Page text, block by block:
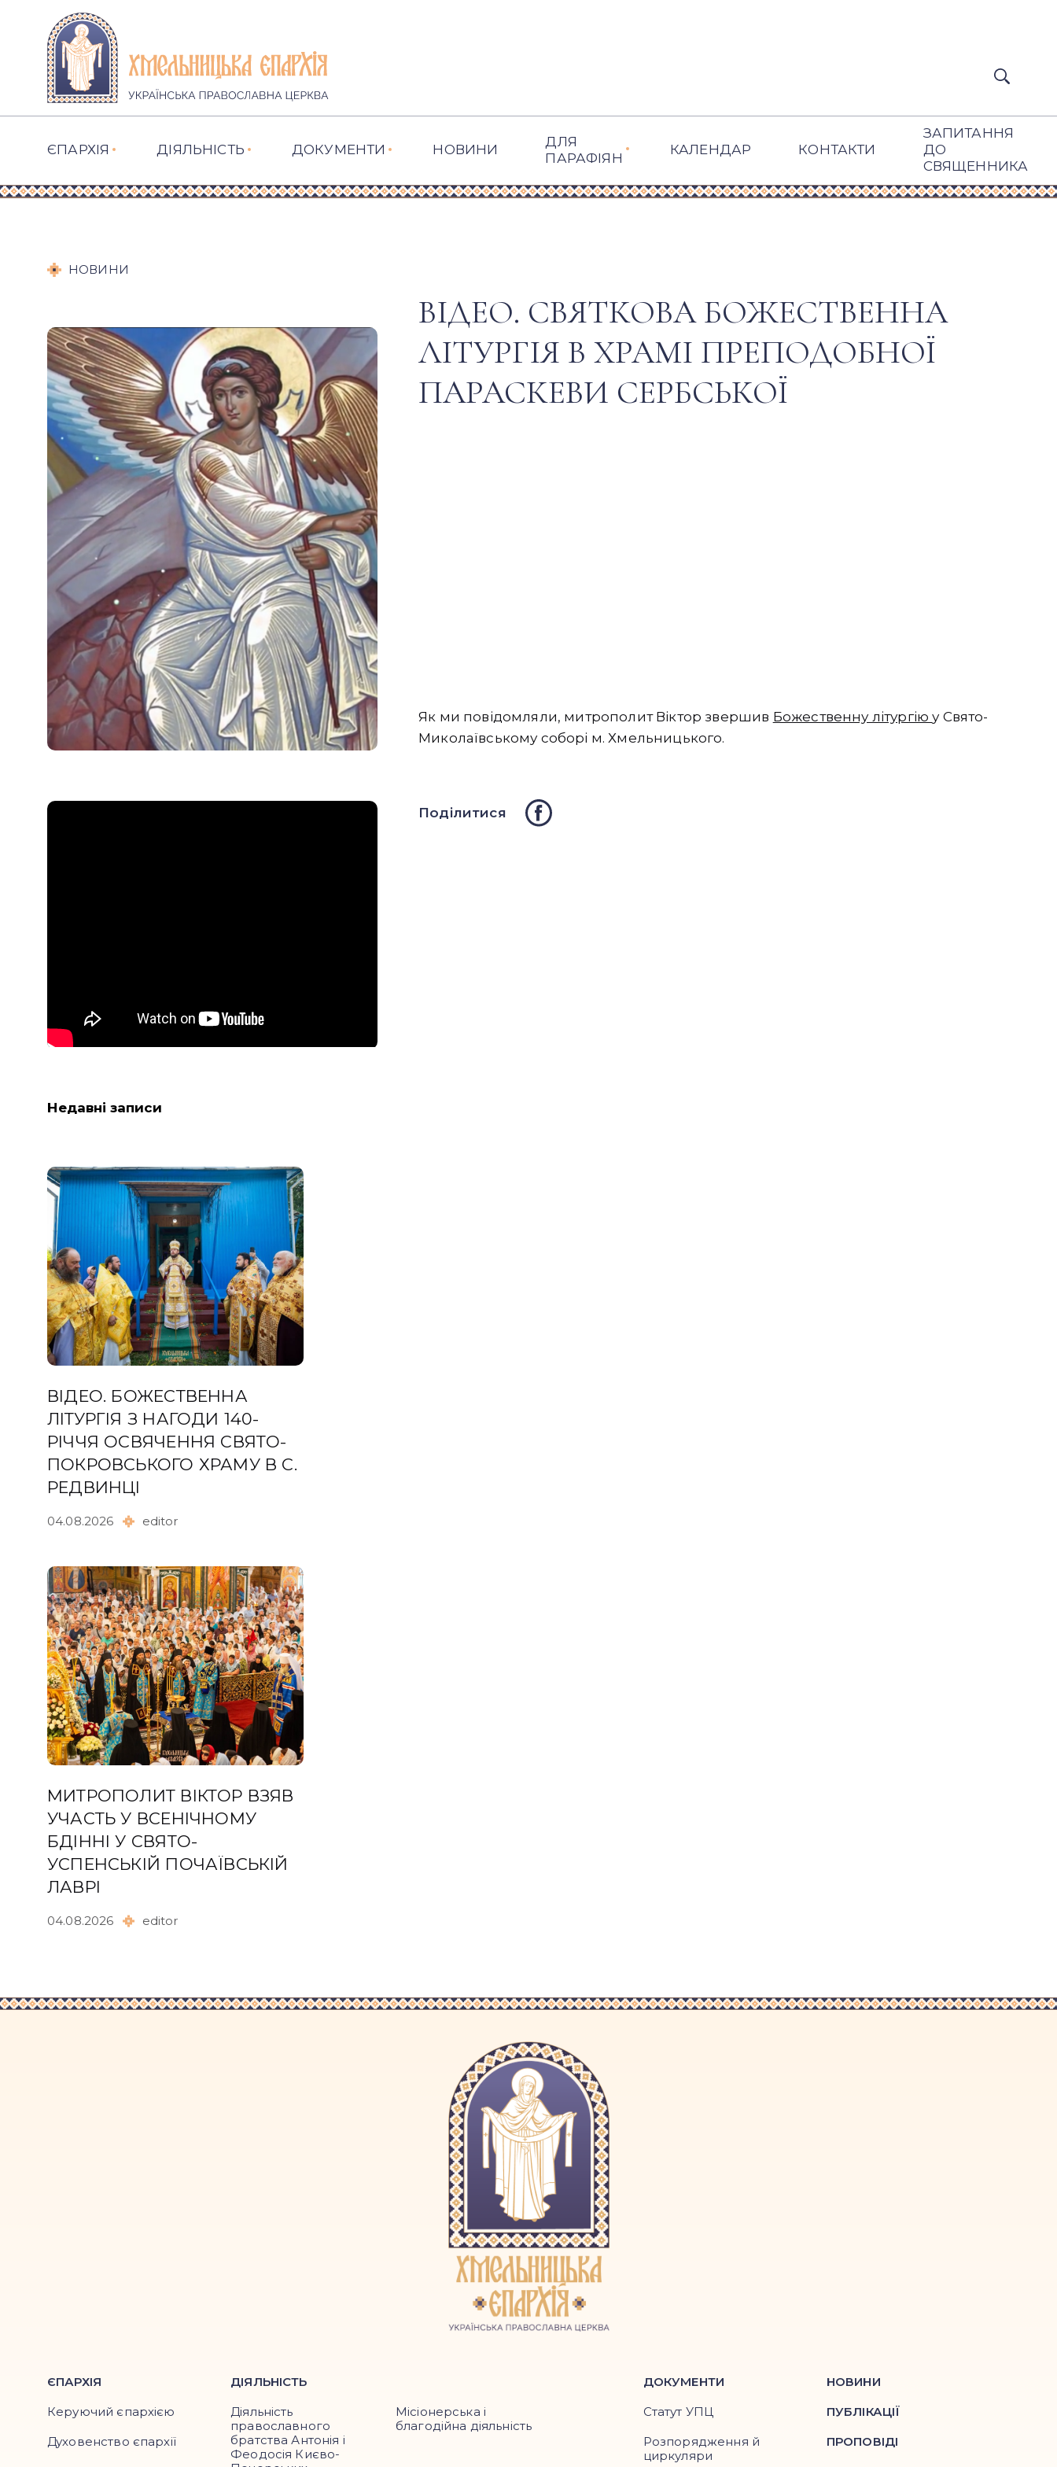
ЄПАРХІЯ ДІЯЛЬНІСТЬ ДОКУМЕНТИ НОВИНИ
ДЛЯ
ПАРАФІЯН
КАЛЕНДАР КОНТАКТИ
ЗАПИТАННЯ
ДО
СВЯЩЕННИКА
НОВИНИ
Недавні записи
ВІДЕО. БОЖЕСТВЕННА
ЛІТУРГІЯ З НАГОДИ 140-
РІЧЧЯ ОСВЯЧЕННЯ СВЯТО-
ПОКРОВСЬКОГО ХРАМУ В С.
РЕДВИНЦІ
04.08.2026 editor
МИТРОПОЛИТ ВІКТОР ВЗЯВ
УЧАСТЬ У ВСЕНІЧНОМУ
БДІННІ У СВЯТО-
УСПЕНСЬКІЙ ПОЧАЇВСЬКІЙ
ЛАВРІ
04.08.2026 editor
ВІДЕО. СВЯТКОВА БОЖЕСТВЕННА
ЛІТУРГІЯ В ХРАМІ ПРЕПОДОБНОЇ
ПАРАСКЕВИ СЕРБСЬКОЇ
Як ми повідомляли, митрополит Віктор звершив Божественну літургіюу Свято-
Миколаївському соборі м. Хмельницького.
Поділитися
ЄПАРХІЯ
Керуючий єпархією
Духовенство єпархії
ДІЯЛЬНІСТЬ
Діяльність
православного
братства Антонія і
Феодосія Києво-
Місіонерська і
благодійна діяльність
ДОКУМЕНТИ
Статут УПЦ
Розпорядження й
циркуляри
НОВИНИ
ПУБЛІКАЦІЇ
ПРОПОВІДІ